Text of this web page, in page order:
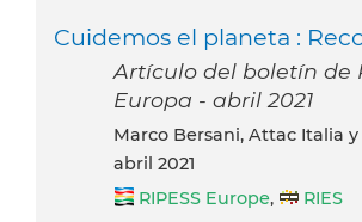
Cuidemos el planeta :
Artículo del boletín de
Europa - abril 2021
Marco Bersani, Attac Italia y Cadtm Italia,
abril 2021
RIPESS Europe, RIES